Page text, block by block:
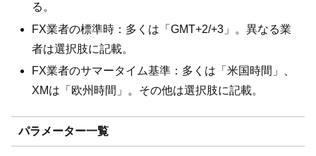
る。
FX業者の標準時：多くは「GMT+2/+3」。異なる業
者は選択肢に記載。
FX業者のサマータイム基準：多くは「米国時間」、
XMは「欧州時間」。その他は選択肢に記載。
パラメーター一覧